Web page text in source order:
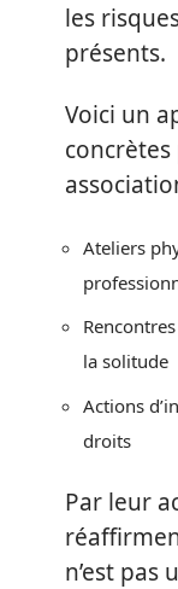
les
présents.
Voici un
Ateliers
la solitude
Actions
droits
Par leur
n’est pas